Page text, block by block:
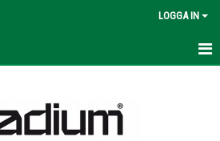
LOGGA IN